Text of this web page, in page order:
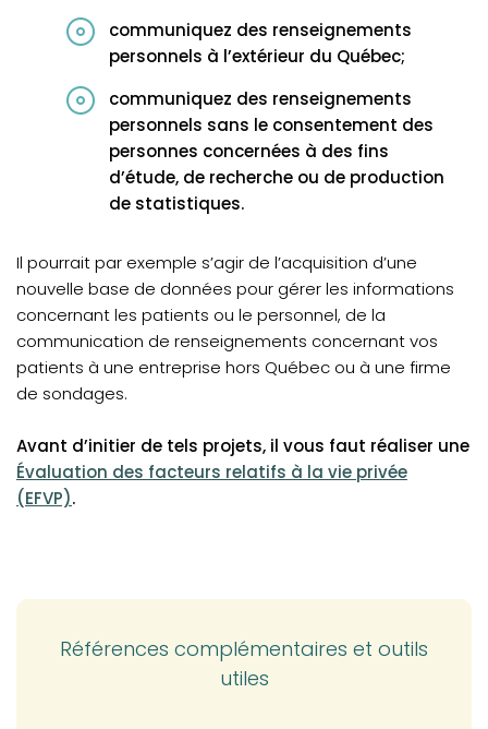
communiquez des renseignements
personnels à l’extérieur du Québec;
communiquez des renseignements
personnels sans le consentement des
personnes concernées à des fins
d’étude, de recherche ou de production
de statistiques.
Il pourrait par exemple s’agir de l’acquisition d’une
nouvelle base de données pour gérer les informations
concernant les patients ou le personnel, de la
communication de renseignements concernant vos
patients à une entreprise hors Québec ou à une firme
de sondages.
Avant d’initier de tels projets, il vous faut réaliser une
(opens in a new tab)
Évaluation des facteurs relatifs à la vie privée
(EFVP).
Références complémentaires et outils
utiles